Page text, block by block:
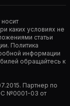
каких условиях не
статьи
Политика
информации
обращайтесь к
Партнер по
№0001-03 от